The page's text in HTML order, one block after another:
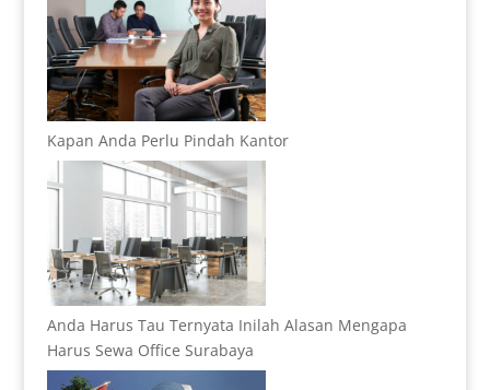
Kapan Anda Perlu Pindah Kantor
Anda Harus Tau Ternyata Inilah Alasan Mengapa
Harus Sewa Office Surabaya